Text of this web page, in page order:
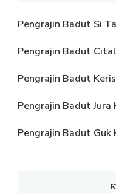
Pengrajin Badut Si
Pengrajin Badut
Pengrajin Badut
Pengrajin Badut Jura
Pengrajin Badut Guk